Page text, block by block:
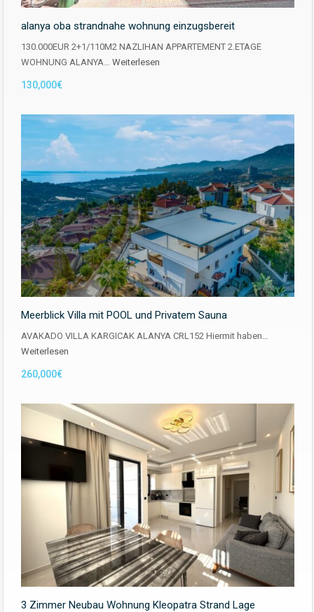
alanya oba strandnahe wohnung einzugsbereit
130.000EUR 2+1/110M2 NAZLIHAN APPARTEMENT 2.ETAGE
WOHNUNG ALANYA… Weiterlesen
130,000€
Meerblick Villa mit POOL und Privatem Sauna
AVAKADO VILLA KARGICAK ALANYA CRL152 Hiermit haben…
Weiterlesen
260,000€
3 Zimmer Neubau Wohnung Kleopatra Strand Lage